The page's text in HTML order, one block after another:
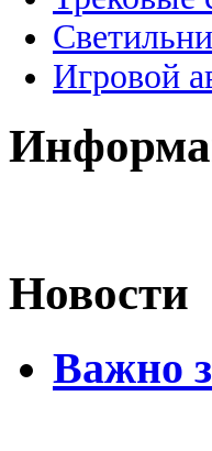
Игровой
Новости
Важно